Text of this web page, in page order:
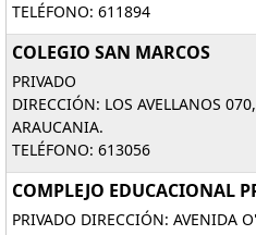
TELÉFONO: 611894
COLEGIO SAN MARCOS
PRIVADO
DIRECCIÓN: LOS AVELLANOS
ARAUCANIA.
TELÉFONO: 613056
COMPLEJO EDUCACIONAL
PRIVADO DIRECCIÓN: AVENIDA